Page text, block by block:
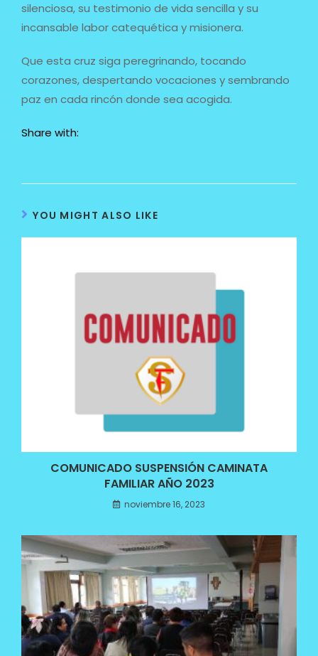
silenciosa, su testimonio de vida sencilla y su
incansable labor catequética y misionera.
Que esta cruz siga peregrinando, tocando
corazones, despertando vocaciones y sembrando
paz en cada rincón donde sea acogida.
Share with:
YOU MIGHT ALSO LIKE
COMUNICADO SUSPENSIÓN CAMINATA
FAMILIAR AÑO 2023
noviembre 16, 2023